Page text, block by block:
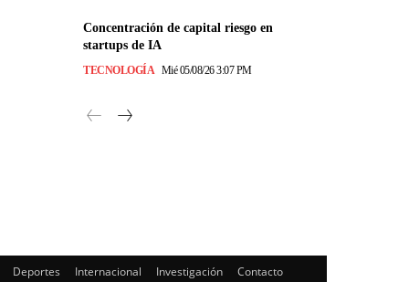
Concentración de capital riesgo en
startups de IA
TECNOLOGÍA Mié 05/08/26 3:07 PM
Deportes Internacional Investigación Contacto